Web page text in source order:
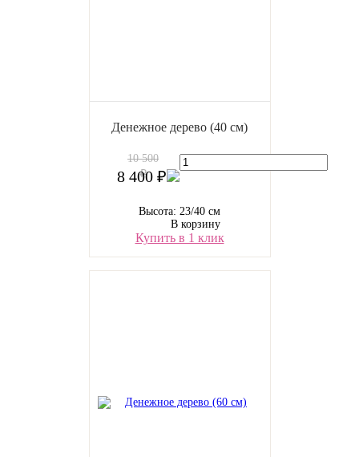
Денежное дерево (40 cм)
10 500
₽
8 400 ₽
Высота: 23/40 см
В корзину
Купить в 1 клик